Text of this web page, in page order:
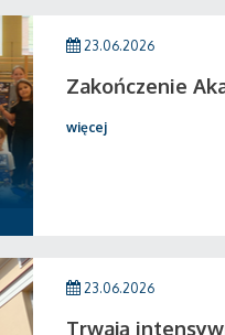
23.06.2026
Zakończenie
więcej
23.06.2026
Trwają